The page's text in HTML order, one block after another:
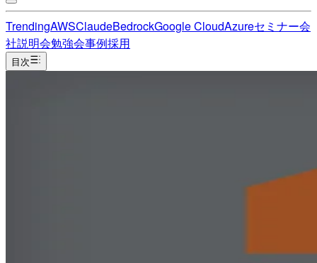
TrendingAWSClaudeBedrockGoogle CloudAzureセミナー会
社説明会勉強会事例採用
目次